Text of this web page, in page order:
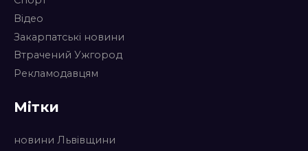
Відео
Закарпатські новини
Втрачений Ужгород
Рекламодавцям
Мітки
новини Львівщини